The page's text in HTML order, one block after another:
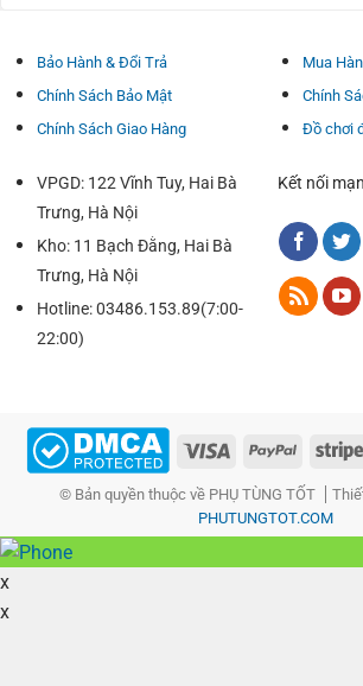
– Cần gạt silicone thông thường bao
tiêu cao hơn nữa yêu cầu gạt cao su mà
lượng độ bền gấp rất nhiều lần đề xuất
nhiên.
– Thêm vào chỗ này, Lưỡi gạt Silicon đc
một trong những trong những phải gạt
sử dụng trong điều kiện mưa phùn.
– Bản hóa học của nó khi là nhờ vào
có thiết kế hơi hễ học tập kết hợp với
tốt đc tủ than chì nano.
Bảo Hành & Đổi Trả
Chính Sách Bảo Mật
Chính Sách Giao Hàng
Mua
Chính
Đồ chơi
VPGD: 122 Vĩnh Tuy, Hai Bà
Trưng, Hà Nội
Kho: 11 Bạch Đằng, Hai Bà
Trưng, Hà Nội
Hotline: 03486.153.89(7:00-
22:00)
Kết nối
© Bản quyền thuộc về PHỤ TÙNG TỐT
PHUTUNGTOT.COM
x
x